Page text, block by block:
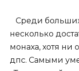
Среди больших
несколько
монаха, хотя ни
дпс. Самыми